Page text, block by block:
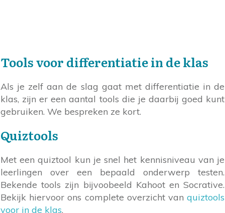
Tools voor differentiatie in de klas
Als je zelf aan de slag gaat met differentiatie in de
klas, zijn er een aantal tools die je daarbij goed kunt
gebruiken. We bespreken ze kort.
Quiztools
Met een quiztool kun je snel het kennisniveau van je
leerlingen over een bepaald onderwerp testen.
Bekende tools zijn bijvoobeeld Kahoot en Socrative.
Bekijk hiervoor ons complete overzicht van quiztools
voor in de klas.